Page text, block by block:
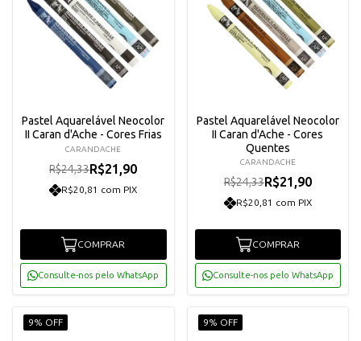
Pastel Aquarelável Neocolor
II Caran d'Ache - Cores Frias
CARANDACHE
R$24,33R$21,90
R$20,81 com PIX
COMPRAR
Consulte-nos pelo WhatsApp
Pastel Aquarelável Neocolor
II Caran d'Ache - Cores
Quentes
CARANDACHE
R$24,33R$21,90
R$20,81 com PIX
COMPRAR
Consulte-nos pelo WhatsApp
9% OFF 9% OFF